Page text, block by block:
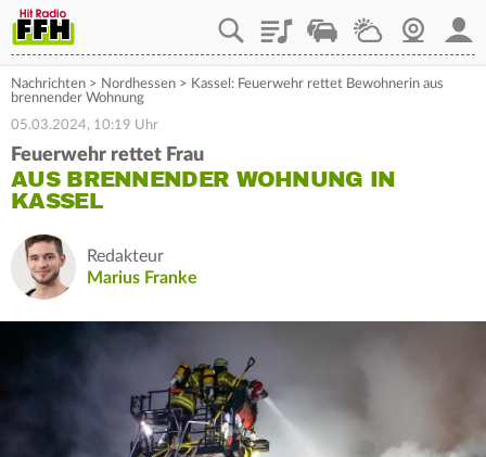
PlaylistStaupilotWetterWebcam
Nachrichten > Nordhessen > Kassel: Feuerwehr rettet Bewohnerin aus
brennender Wohnung
05.03.2024, 10:19 Uhr
Feuerwehr rettet Frau
AUS BRENNENDER WOHNUNG IN
KASSEL
Redakteur
Marius Franke